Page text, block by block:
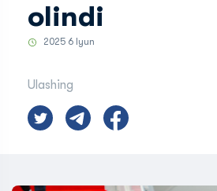
olindi
2025 6 Iyun
Ulashing